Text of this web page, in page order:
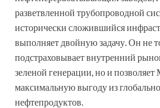
разветвленной трубопроводной
исторически сложившийся
выполняет двойную задачу. Он не
подстраховывает внутренний
зеленой генерации, но и позволяет
максимальную выгоду из
нефтепродуктов.